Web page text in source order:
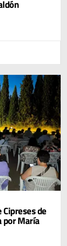
de
por María